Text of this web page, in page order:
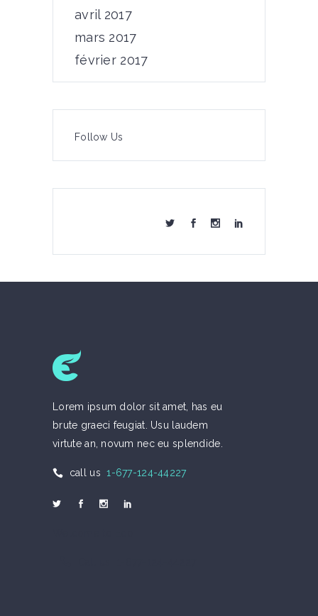
avril 2017
mars 2017
février 2017
Follow Us
Lorem ipsum dolor sit amet, has eu
brute graeci feugiat. Usu laudem
virtute an, novum nec eu splendide.
call us 1-677-124-44227